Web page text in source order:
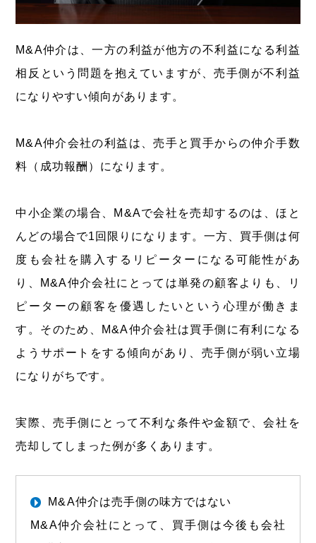
M&A仲介は、一方の利益が他方の不利益になる利益
相反という問題を抱えていますが、売手側が不利益
になりやすい傾向があります。
M&A仲介会社の利益は、売手と買手からの仲介手数
料（成功報酬）になります。
中小企業の場合、M&Aで会社を売却するのは、ほと
んどの場合で1回限りになります。一方、買手側は何
度も会社を購入するリピーターになる可能性があ
り、M&A仲介会社にとっては単発の顧客よりも、リ
ピーターの顧客を優遇したいという心理が働きま
す。そのため、M&A仲介会社は買手側に有利になる
ようサポートをする傾向があり、売手側が弱い立場
になりがちです。
実際、売手側にとって不利な条件や金額で、会社を
売却してしまった例が多くあります。
M&A仲介は売手側の味方ではない
M&A仲介会社にとって、買手側は今後も会社